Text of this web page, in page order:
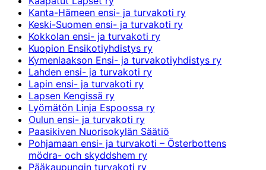
Kanta-Hämeen ensi- ja turvakoti ry
Keski-Suomen ensi- ja turvakoti ry
Kokkolan ensi- ja turvakoti ry
Kuopion Ensikotiyhdistys ry
Kymenlaakson Ensi- ja turvakotiyhdistys ry
Lahden ensi- ja turvakoti ry
Lapin ensi- ja turvakoti ry
Lapsen Kengissä ry
Lyömätön Linja Espoossa ry
Oulun ensi- ja turvakoti ry
Paasikiven Nuorisokylän Säätiö
Pohjamaan ensi- ja turvakoti – Österbottens
mödra- och skyddshem ry
Pääkaupungin turvakoti ry